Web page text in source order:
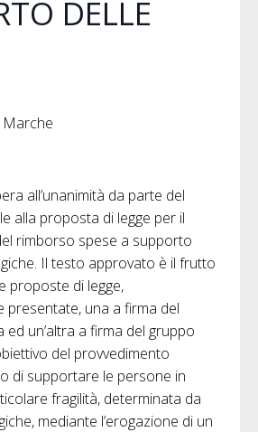
DELLE
Marche
all’unanimità da parte del
alla proposta di legge per il
rimborso spese a supporto
Il testo approvato è il frutto
proposte di legge,
presentate, una a firma del
ed un’altra a firma del gruppo
del provvedimento
di supportare le persone in
fragilità, determinata da
mediante l’erogazione di un